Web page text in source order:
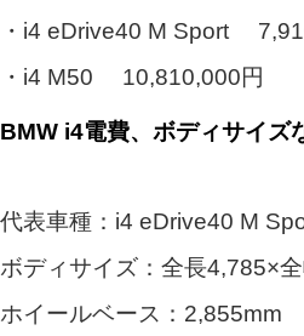
・i4 eDrive40 M Sport
・i4 M50 10,810,000円
BMW i4電費、ボディサイズ
代表車種：i4 eDrive40 M
ボディサイズ：全長4,785×
ホイールベース：2,855mm